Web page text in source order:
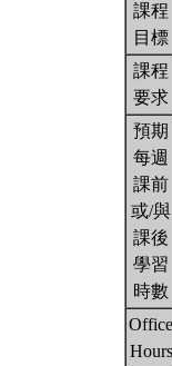
課程
目標
課程
要求
預期
每週
課前
或/與
課後
學習
時數
Office
Hours